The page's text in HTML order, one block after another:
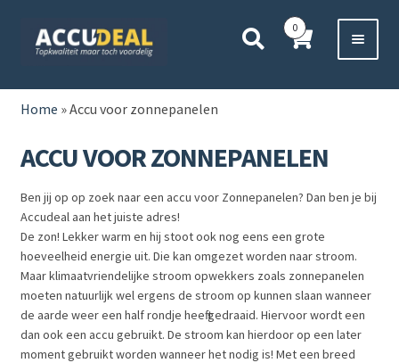
door
naar
direct
naar
HOME
BOOT
MOTOR
CAMPER
VRACHTWAGEN
Home »Accu voor zonnepanelen
ACCU VOOR ZONNEPANELEN
Ben jij op op zoek naar een accu voor Zonnepanelen? Dan ben je bij
Accudeal aan het juiste adres!
De zon! Lekker warm en hij stoot ook nog eens een grote
hoeveelheid energie uit. Die kan omgezet worden naar stroom.
Maar klimaatvriendelijke stroom opwekkers zoals zonnepanelen
moeten natuurlijk wel ergens de stroom op kunnen slaan wanneer
de aarde weer een half rondje heeft gedraaid. Hiervoor wordt een
dan ook een accu gebruikt. De stroom kan hierdoor op een later
moment gebruikt worden wanneer het nodig is! Met een breed
0